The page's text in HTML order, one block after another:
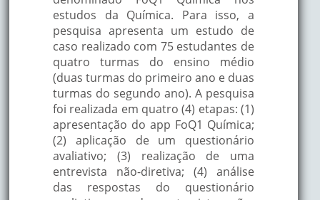
estudos da Química. Para isso, a
pesquisa apresenta um estudo de
caso realizado com 75 estudantes de
quatro turmas do ensino médio
(duas turmas do primeiro ano e duas
turmas do segundo ano). A pesquisa
foi realizada em quatro (4) etapas: (1)
apresentação do app FoQ1 Química;
(2) aplicação de um questionário
avaliativo; (3) realização de uma
entrevista não-diretiva; (4) análise
das respostas do questionário